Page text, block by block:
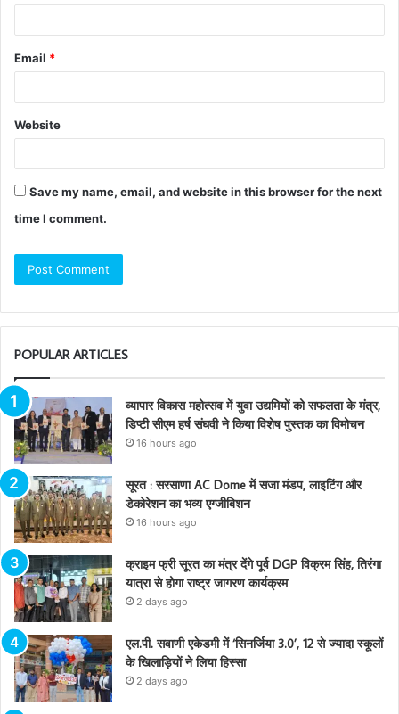
Email *
Website
Save my name, email, and website in this browser for the next
time I comment.
POPULAR ARTICLES
व्यापार विकास महोत्सव में युवा उद्यमियों को सफलता के मंत्र,
डिप्टी सीएम हर्ष संघवी ने किया विशेष पुस्तक का विमोचन
16 hours ago
सूरत : सरसाणा AC Dome में सजा मंडप, लाइटिंग और
डेकोरेशन का भव्य एग्जीबिशन
16 hours ago
क्राइम फ्री सूरत का मंत्र देंगे पूर्व DGP विक्रम सिंह, तिरंगा
यात्रा से होगा राष्ट्र जागरण कार्यक्रम
2 days ago
एल.पी. सवाणी एकेडमी में ‘सिनर्जिया 3.0’, 12 से ज्यादा स्कूलों
के खिलाड़ियों ने लिया हिस्सा
2 days ago